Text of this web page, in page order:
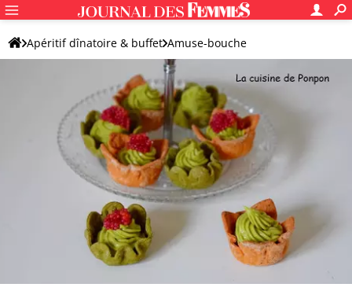
Apéritif dînatoire & buffet Amuse-bouche
Tartelette et galette apéritives Tartelette salée